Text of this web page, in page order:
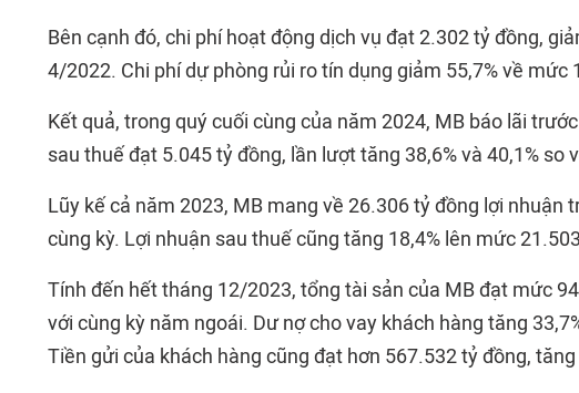
Bên cạnh đó, chi phí hoạt động dịch vụ đạt 2.302 tỷ đồng,
4/2022. Chi phí dự phòng rủi ro tín dụng giảm 55,7% về mức
Kết quả, trong quý cuối cùng của năm 2024, MB báo lãi
sau thuế đạt 5.045 tỷ đồng, lần lượt tăng 38,6% và 40,1% so
Lũy kế cả năm 2023, MB mang về 26.306 tỷ đồng lợi nhuận
cùng kỳ. Lợi nhuận sau thuế cũng tăng 18,4% lên mức
Tính đến hết tháng 12/2023, tổng tài sản của MB đạt mức
với cùng kỳ năm ngoái. Dư nợ cho vay khách hàng tăng
Tiền gửi của khách hàng cũng đạt hơn 567.532 tỷ đồng,